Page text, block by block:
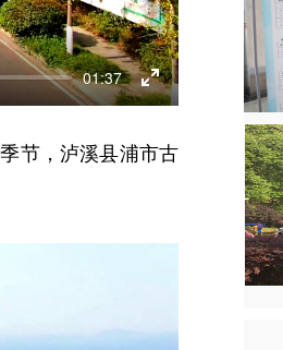
01:37
Enter
fullscreen
节，泸溪县浦市古